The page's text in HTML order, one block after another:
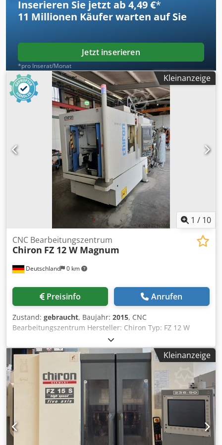
Inserieren Sie jetzt ab 4,49 €*
11 Millionen Käufer warten auf Sie
Jetzt inserieren
*pro Inserat/Monat
Kleinanzeige
1 / 10
Deutschland 0 km
CNC Bearbeitungszentrum
Chiron FZ 12 W Magnum
Preisinfo Anrufen
Zustand: gebraucht, Baujahr: 2015, CNC
Bearbeitungszentrum Hersteller: Chiron Typ: FZ 12 W
Magnum Baujahr: 2015 CNC-Steuerung: Siemens 840D
solution line Verfahrwege: X/YZ = 550 x 400 x 360 mm
Spindel: 15.000 U/min Werkzeugaufnahme: HSK63 IKZ
Drehtisch Integrierter Werkstückwechsler Dedpfx
Ahszfppcj Uock 32-fach Werkzeuge Glasmaßstäbe
Kratzbandförderer Lasercontrol Bruchkontrolle 3826
Kleinanzeige